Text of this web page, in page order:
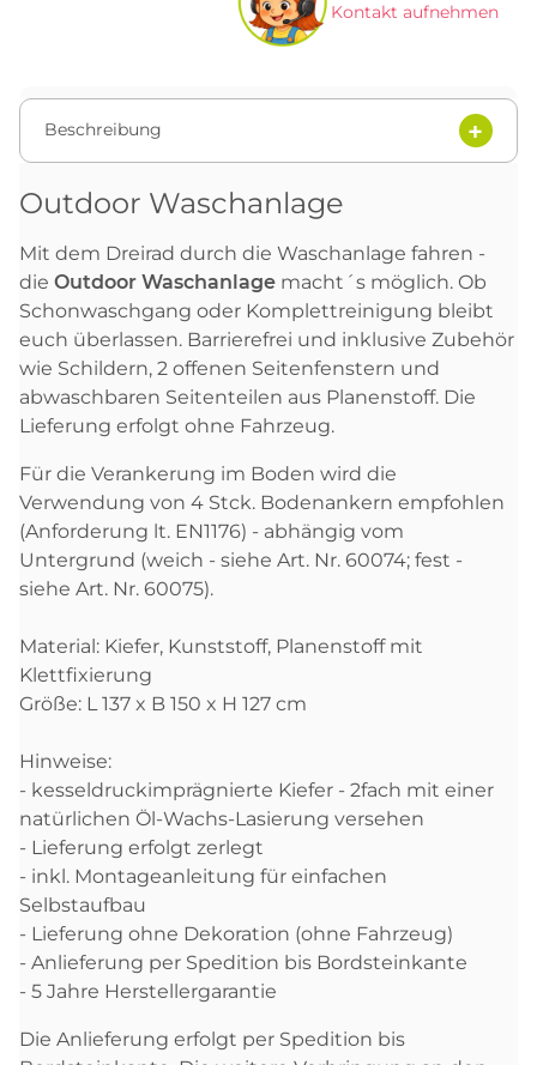
Kontakt aufnehmen
Beschreibung
Outdoor Waschanlage
Mit dem Dreirad durch die Waschanlage fahren -
die Outdoor Waschanlage macht´s möglich. Ob
Schonwaschgang oder Komplettreinigung bleibt
euch überlassen. Barrierefrei und inklusive Zubehör
wie Schildern, 2 offenen Seitenfenstern und
abwaschbaren Seitenteilen aus Planenstoff. Die
Lieferung erfolgt ohne Fahrzeug.
Für die Verankerung im Boden wird die
Verwendung von 4 Stck. Bodenankern empfohlen
(Anforderung lt. EN1176) - abhängig vom
Untergrund (weich - siehe Art. Nr. 60074; fest -
siehe Art. Nr. 60075).
Material: Kiefer, Kunststoff, Planenstoff mit
Klettfixierung
Größe: L 137 x B 150 x H 127 cm
Hinweise:
- kesseldruckimprägnierte Kiefer - 2fach mit einer
natürlichen Öl-Wachs-Lasierung versehen
- Lieferung erfolgt zerlegt
- inkl. Montageanleitung für einfachen
Selbstaufbau
- Lieferung ohne Dekoration (ohne Fahrzeug)
- Anlieferung per Spedition bis Bordsteinkante
- 5 Jahre Herstellergarantie
Die Anlieferung erfolgt per Spedition bis